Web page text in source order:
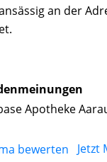
an der
Apotheke
Jetzt